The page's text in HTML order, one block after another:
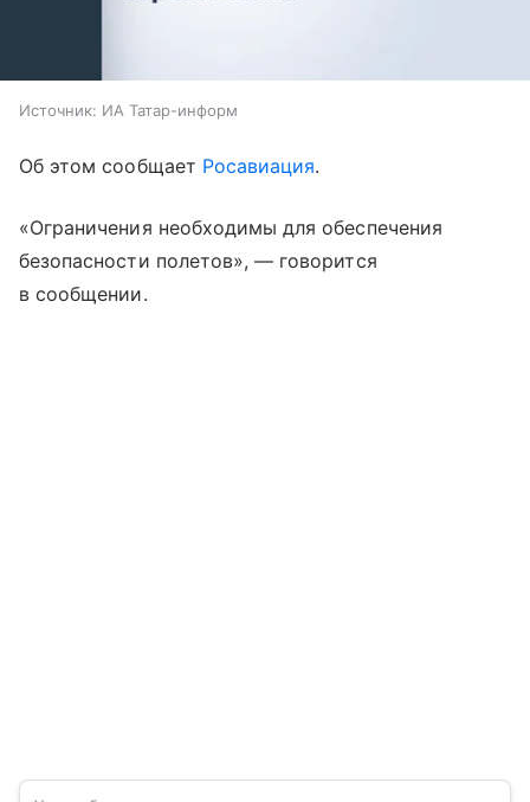
Источник: ИА Татар-информ
Об этом сообщает Росавиация.
«Ограничения необходимы для обеспечения
безопасности полетов», — говорится
в сообщении.